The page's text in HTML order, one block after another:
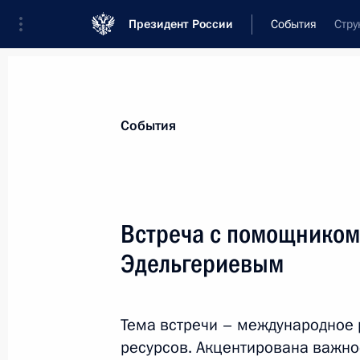
Президент России События
Новости
Послания Федеральному Собранию
Заявления по важнейшим вопросам
Речи и обращения
События
Встреча с
Эдельгериевым
Тема встречи – международное
ресурсов. Акцентирована